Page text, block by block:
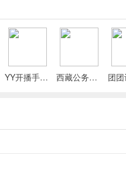
置页面;
等摄影技巧，让画面更平衡美观。
YY开播手机版 西藏公务出行app